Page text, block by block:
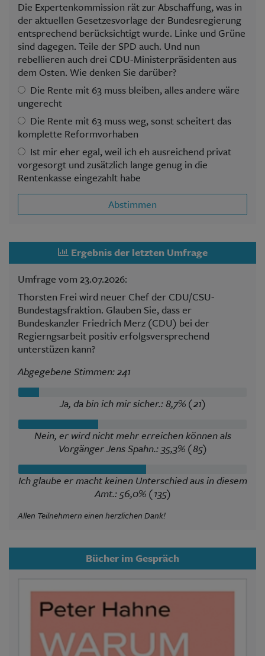
Die Expertenkommission rät zur Abschaffung, was in
der aktuellen Gesetzesvorlage der Bundesregierung
entsprechend berücksichtigt wurde. Linke und Grüne
sind dagegen. Teile der SPD auch. Und nun
rebellieren auch drei CDU-Ministerpräsidenten aus
dem Osten. Wie denken Sie darüber?
Die Rente mit 63 muss bleiben, alles andere wäre
ungerecht
Die Rente mit 63 muss weg, sonst scheitert das
komplette Reformvorhaben
Ist mir eher egal, weil ich eh ausreichend privat
vorgesorgt und zusätzlich lange genug in die
Rentenkasse eingezahlt habe
Abstimmen
Ergebnis der letzten Umfrage
Umfrage vom 23.07.2026:
Thorsten Frei wird neuer Chef der CDU/CSU-
Bundestagsfraktion. Glauben Sie, dass er
Bundeskanzler Friedrich Merz (CDU) bei der
Regierngsarbeit positiv erfolgsversprechend
unterstüzen kann?
Abgegebene Stimmen: 241
Ja, da bin ich mir sicher.: 8,7% (21)
Nein, er wird nicht mehr erreichen können als
Vorgänger Jens Spahn.: 35,3% (85)
Ich glaube er macht keinen Unterschied aus in diesem
Amt.: 56,0% (135)
Allen Teilnehmern einen herzlichen Dank!
Bücher im Gespräch